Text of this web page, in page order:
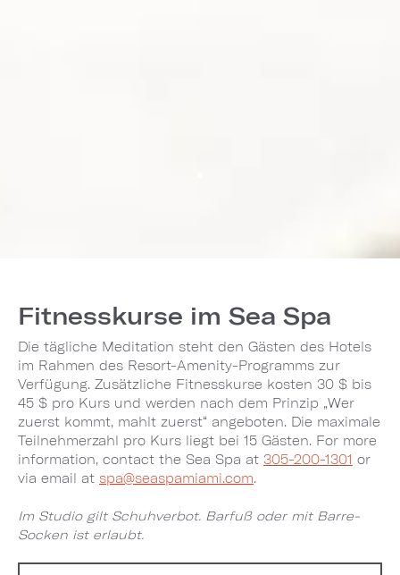
Fitnesskurse im Sea Spa
Die tägliche Meditation steht den Gästen des Hotels
im Rahmen des Resort-Amenity-Programms zur
Verfügung. Zusätzliche Fitnesskurse kosten 30 $ bis
45 $ pro Kurs und werden nach dem Prinzip „Wer
zuerst kommt, mahlt zuerst“ angeboten. Die maximale
Teilnehmerzahl pro Kurs liegt bei 15 Gästen. For more
information, contact the Sea Spa at 305-200-1301 or
via email at spa@seaspamiami.com.
Im Studio gilt Schuhverbot. Barfuß oder mit Barre-
Socken ist erlaubt.